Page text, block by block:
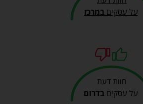
על עסקיםבמרכז
חוות דעת
על עסקים בדרום